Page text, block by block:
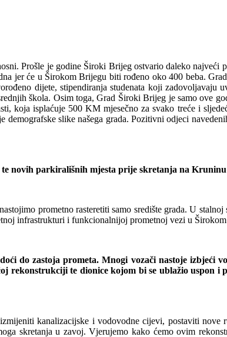
Prošle je godine Široki Brijeg ostvario daleko najveći
jer će u Širokom Brijegu biti rođeno oko 400 beba.
dijete, stipendiranja studenata koji zadovoljavaju
škola. Osim toga, Grad Široki Brijeg je samo ove
koja isplaćuje 500 KM mjesečno za svako treće i
demografske slike našega grada. Pozitivni odjeci
novih parkirališnih mjesta prije skretanja na
prometno rasteretiti samo središte grada. U
infrastrukturi i funkcionalnijoj prometnoj vezi u
do zastoja prometa. Mnogi vozači nastoje izbjeći
rekonstrukciji te dionice kojom bi se ublažio uspon i
kanalizacijske i vodovodne cijevi, postaviti nove
skretanja u zavoj. Vjerujemo kako ćemo ovim